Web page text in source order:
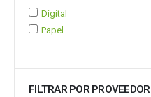
Digital
Papel
FILTRAR POR PROVEEDOR